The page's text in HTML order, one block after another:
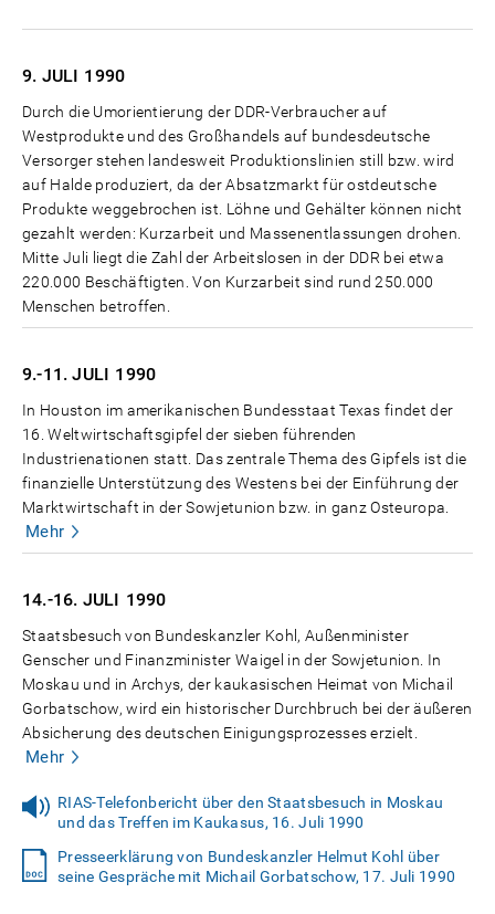
9. JULI 1990
Durch die Umorientierung der DDR-Verbraucher auf
Westprodukte und des Großhandels auf bundesdeutsche
Versorger stehen landesweit Produktionslinien still bzw. wird
auf Halde produziert, da der Absatzmarkt für ostdeutsche
Produkte weggebrochen ist. Löhne und Gehälter können nicht
gezahlt werden: Kurzarbeit und Massenentlassungen drohen.
Mitte Juli liegt die Zahl der Arbeitslosen in der DDR bei etwa
220.000 Beschäftigten. Von Kurzarbeit sind rund 250.000
Menschen betroffen.
9.-11. JULI 1990
In Houston im amerikanischen Bundesstaat Texas findet der
16. Weltwirtschaftsgipfel der sieben führenden
Industrienationen statt. Das zentrale Thema des Gipfels ist die
finanzielle Unterstützung des Westens bei der Einführung der
Marktwirtschaft in der Sowjetunion bzw. in ganz Osteuropa.
Mehr
14.-16. JULI 1990
Staatsbesuch von Bundeskanzler Kohl, Außenminister
Genscher und Finanzminister Waigel in der Sowjetunion. In
Moskau und in Archys, der kaukasischen Heimat von Michail
Gorbatschow, wird ein historischer Durchbruch bei der äußeren
Absicherung des deutschen Einigungsprozesses erzielt.
Mehr
RIAS-Telefonbericht über den Staatsbesuch in Moskau
und das Treffen im Kaukasus, 16. Juli 1990
Presseerklärung von Bundeskanzler Helmut Kohl über
seine Gespräche mit Michail Gorbatschow, 17. Juli 1990